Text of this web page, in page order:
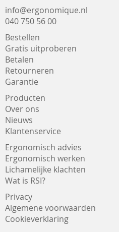
info@ergonomique.nl
040 750 56 00
Bestellen
Gratis uitproberen
Betalen
Retourneren
Garantie
Producten
Over ons
Nieuws
Klantenservice
Ergonomisch advies
Ergonomisch werken
Lichamelijke klachten
Wat is RSI?
Privacy
Algemene voorwaarden
Cookieverklaring